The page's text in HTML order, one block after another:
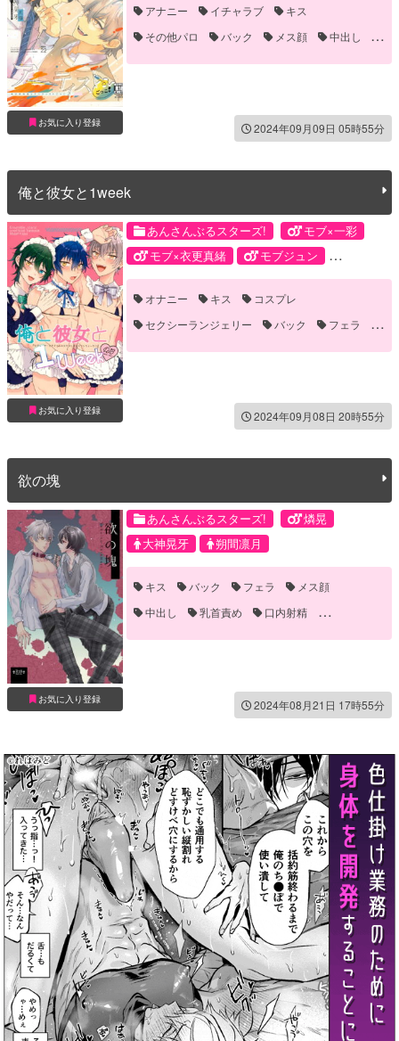
お気に入り登録
アナニー イチャラブ
キス
その他パロ
バック メス顔
中出し
対面座位
手コキ
2024年09月09日 05時55分
俺と彼女と1week
お気に入り登録
あんさんぶるスターズ!
モブ×一彩
モブ×衣更真緒
モブジュン
モブみか
モブ晃
モブ
大神晃牙
天城一彩
影片みか
漣ジュン
衣更真緒
オナニー キス
コスプレ
セクシーランジェリー
バック
フェラ
メス顔
モブ 中出し
乳首責め
2024年09月08日 20時55分
欲の塊
お気に入り登録
あんさんぶるスターズ!
燐晃
大神晃牙
朔間凛月
キス バック フェラ
メス顔
中出し
乳首責め
口内射精
噛みつき・キスマーク
手マン
覗き
2024年08月21日 17時55分